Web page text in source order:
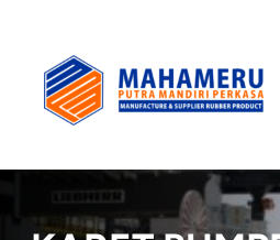
content